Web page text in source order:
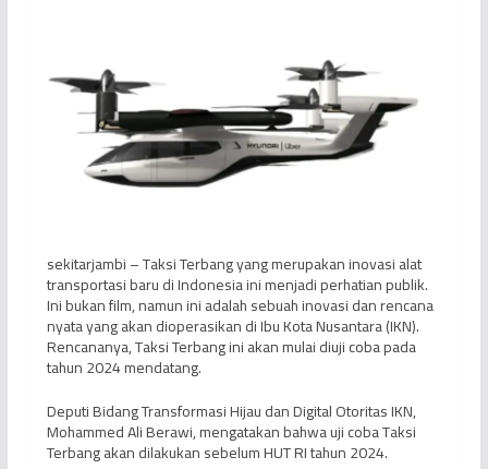
sekitarjambi – Taksi Terbang yang merupakan inovasi alat
transportasi baru di Indonesia ini menjadi perhatian publik.
Ini bukan film, namun ini adalah sebuah inovasi dan rencana
nyata yang akan dioperasikan di Ibu Kota Nusantara (IKN).
Rencananya, Taksi Terbang ini akan mulai diuji coba pada
tahun 2024 mendatang.
Deputi Bidang Transformasi Hijau dan Digital Otoritas IKN,
Mohammed Ali Berawi, mengatakan bahwa uji coba Taksi
Terbang akan dilakukan sebelum HUT RI tahun 2024.